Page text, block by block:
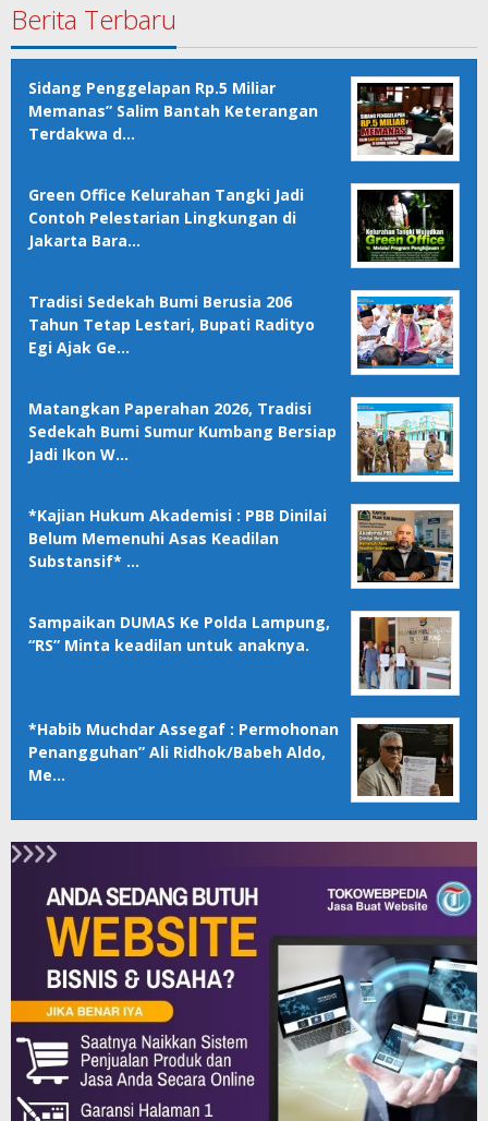
Berita Terbaru
Sidang Penggelapan Rp.5 Miliar
Memanas” Salim Bantah Keterangan
Terdakwa d…
Green Office Kelurahan Tangki Jadi
Contoh Pelestarian Lingkungan di
Jakarta Bara…
Tradisi Sedekah Bumi Berusia 206
Tahun Tetap Lestari, Bupati Radityo
Egi Ajak Ge…
Matangkan Paperahan 2026, Tradisi
Sedekah Bumi Sumur Kumbang Bersiap
Jadi Ikon W…
*Kajian Hukum Akademisi : PBB Dinilai
Belum Memenuhi Asas Keadilan
Substansif* …
Sampaikan DUMAS Ke Polda Lampung,
“RS” Minta keadilan untuk anaknya.
*Habib Muchdar Assegaf : Permohonan
Penangguhan” Ali Ridhok/Babeh Aldo,
Me…